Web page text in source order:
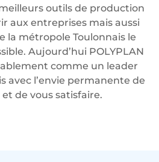
outils de production
aux entreprises mais aussi
la métropole Toulonnais le
Aujourd’hui POLYPLAN
comme un leader
avec l’envie permanente de
de vous satisfaire.